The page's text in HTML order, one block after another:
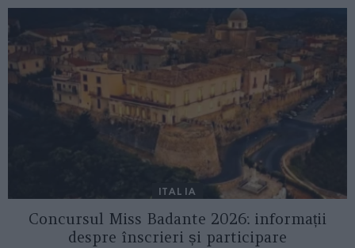
ITALIA
Concursul Miss Badante 2026: informații
despre înscrieri și participare